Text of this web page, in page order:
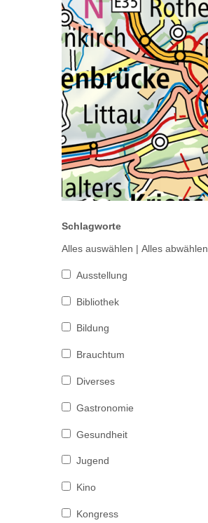
Schlagworte
Alles auswählen | Alles abwählen
Ausstellung
Bibliothek
Bildung
Brauchtum
Diverses
Gastronomie
Gesundheit
Jugend
Kino
Kongress